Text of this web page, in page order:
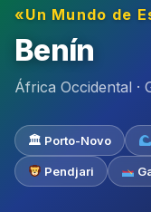
«Un Mundo de
Benín
África Occidental ·
🏛 Porto-Novo
Pendjari